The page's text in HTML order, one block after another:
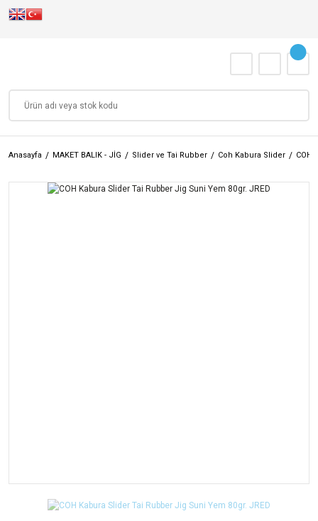
Anasayfa MAKET BALIK - JİG Slider ve Tai Rubber Coh Kabura Slider COH